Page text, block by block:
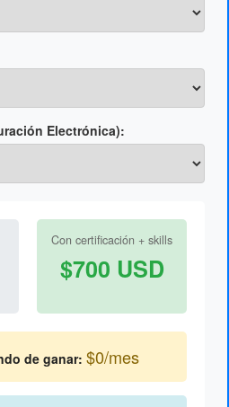
Electrónica):
Con certificación + skills
$700 USD
de ganar: $0/mes